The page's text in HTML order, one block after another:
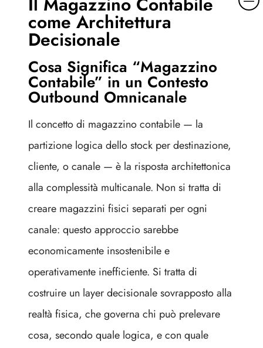
a
come Architettura
Decisionale
Cosa Significa “Magazzino
Contabile” in un Contesto
Outbound Omnicanale
Il concetto di magazzino contabile — la
partizione logica dello stock per destinazione,
cliente, o canale — è la risposta architettonica
alla complessità multicanale. Non si tratta di
creare magazzini fisici separati per ogni
canale: questo approccio sarebbe
economicamente insostenibile e
operativamente inefficiente. Si tratta di
costruire un layer decisionale sovrapposto alla
realtà fisica, che governa chi può prelevare
cosa, secondo quale logica, e con quale